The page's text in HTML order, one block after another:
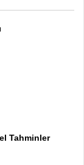
Tahminler